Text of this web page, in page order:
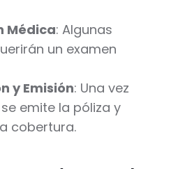
Médica: Algunas
un examen
y Emisión: Una vez
emite la póliza y
cobertura.